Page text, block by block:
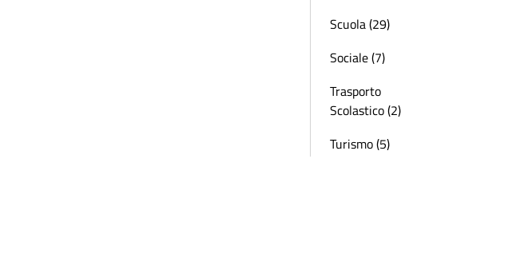
Scuola (29)
Sociale (7)
Trasporto
Scolastico (2)
Turismo (5)